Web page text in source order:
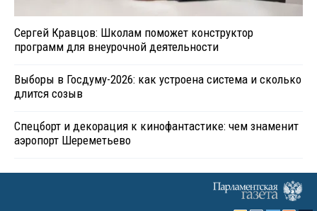
Сергей Кравцов: Школам поможет конструктор
программ для внеурочной деятельности
Выборы в Госдуму-2026: как устроена система и сколько
длится созыв
Спецборт и декорация к кинофантастике: чем знаменит
аэропорт Шереметьево